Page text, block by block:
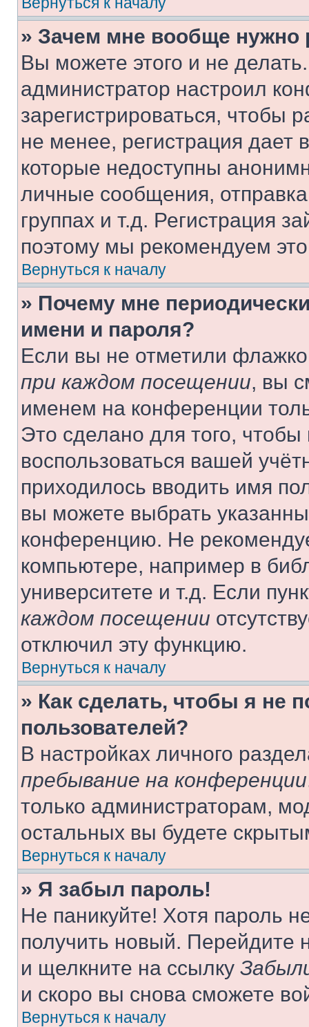
» Зачем мне вообще нужно
Вы можете этого и не
администратор настроил
зарегистрироваться, чтобы
не менее, регистрация
которые недоступны
личные сообщения,
группах и т.д. Регистрация
поэтому мы рекомендуем
Вернуться к началу
» Почему мне
имени и пароля?
Если вы не отметили
при каждом посещении, вы
именем на конференции
Это сделано для того, чтобы
воспользоваться вашей
приходилось вводить имя
вы можете выбрать
конференцию. Не
компьютере, например в
университете и т.д. Если
каждом посещении
отключил эту функцию.
Вернуться к началу
» Как сделать, чтобы я не
пользователей?
В настройках личного
пребывание на конференции
только администраторам,
остальных вы будете
Вернуться к началу
» Я забыл пароль!
Не паникуйте! Хотя пароль
получить новый. Перейдите
и щелкните на ссылку
и скоро вы снова сможете
Вернуться к началу